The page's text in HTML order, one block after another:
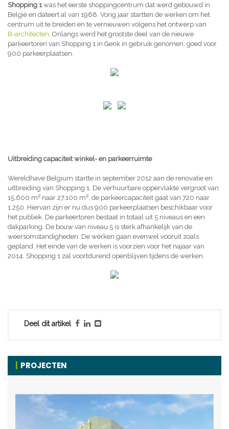
Shopping 1was het eerste shoppingcentrum dat werd gebouwd in
België en dateert al van 1968. Vorig jaar startten de werken om het
centrum uit te breiden en te vernieuwen volgens het ontwerp van
B-architecten. Onlangs werd het grootste deel van de nieuwe
parkeertoren van Shopping 1 in Genk in gebruik genomen, goed voor
900 parkeerplaatsen.
Uitbreiding capaciteit winkel- en parkeerruimte
Wereldhave Belgium startte in september 2012 aan de renovatie en
uitbreiding van Shopping 1. De verhuurbare oppervlakte vergroot van
15.600 m² naar 27.100 m², de parkeercapaciteit gaat van 720 naar
1.250. Hiervan zijn er nu dus 900 parkeerplaatsen beschikbaar voor
het publiek. De parkeertoren bestaat in totaal uit 5 niveaus en een
dakparking. De bouw van niveau 5 is sterk afhankelijk van de
weersomstandigheden. De werken gaan evenwel vooruit zoals
gepland. Het einde van de werken is voorzien voor het najaar van
2014. Shopping 1 zal voortdurend openblijven tijdens de werken.
Deel dit artikel
PROJECTEN